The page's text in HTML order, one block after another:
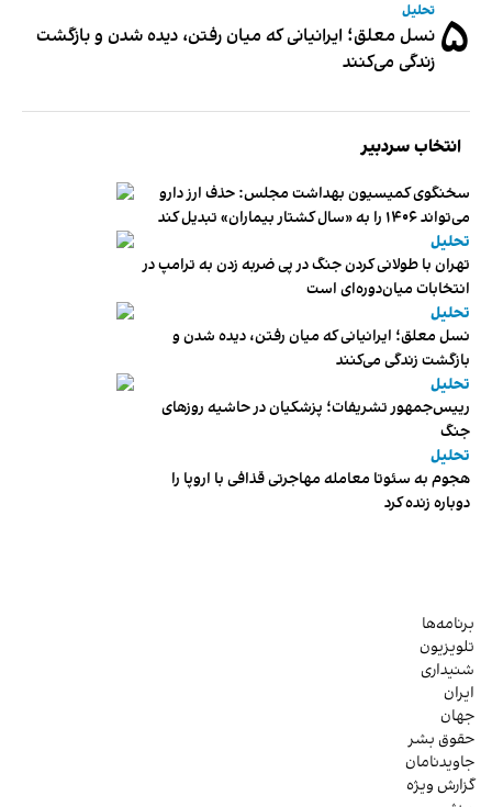
۵ تحلیل
نسل معلق؛ ایرانیانی که میان رفتن، دیده شدن و بازگشت
زندگی می‌کنند
انتخاب سردبیر
سخنگوی کمیسیون بهداشت مجلس: حذف ارز دارو
می‌تواند ۱۴۰۶ را به «سال کشتار بیماران» تبدیل کند
تحلیل
تهران با طولانی کردن جنگ در پی ضربه زدن به ترامپ در
انتخابات میان‌دوره‌ای است
تحلیل
نسل معلق؛ ایرانیانی که میان رفتن، دیده شدن و
بازگشت زندگی می‌کنند
تحلیل
رییس‌جمهور تشریفات؛ پزشکیان در حاشیه روزهای
جنگ
تحلیل
هجوم به سئوتا معامله مهاجرتی قذافی با اروپا را
دوباره زنده کرد
برنامه‌ها
تلویزیون
شنیداری
ایران
جهان
حقوق بشر
جاویدنامان
گزارش ویژه